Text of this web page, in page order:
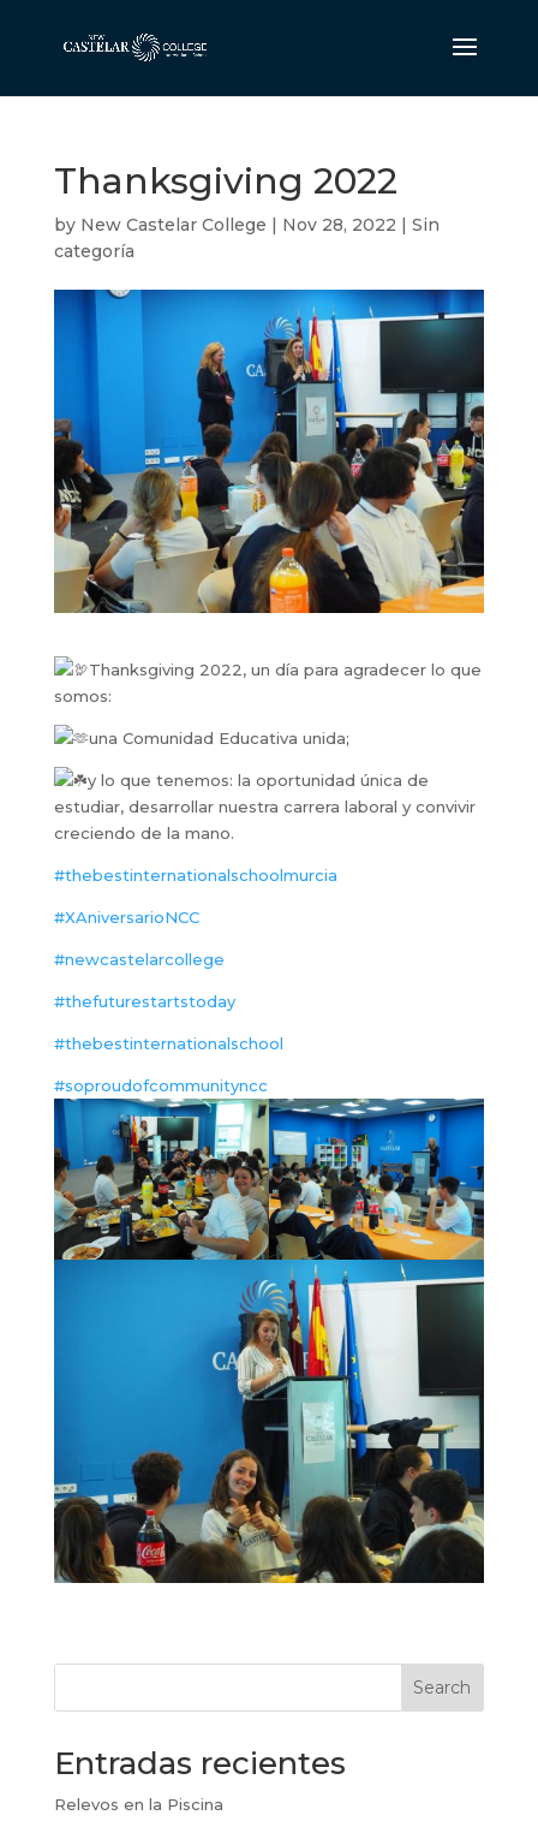
Thanksgiving 2022
by New Castelar College | Nov 28, 2022 | Sin
categoría
Thanksgiving 2022, un día para agradecer lo que
somos:
una Comunidad Educativa unida;
y lo que tenemos: la oportunidad única de
estudiar, desarrollar nuestra carrera laboral y convivir
creciendo de la mano.
#thebestinternationalschoolmurcia
#XAniversarioNCC
#newcastelarcollege
#thefuturestartstoday
#thebestinternationalschool
#soproudofcommunityncc
Search
Entradas recientes
Relevos en la Piscina